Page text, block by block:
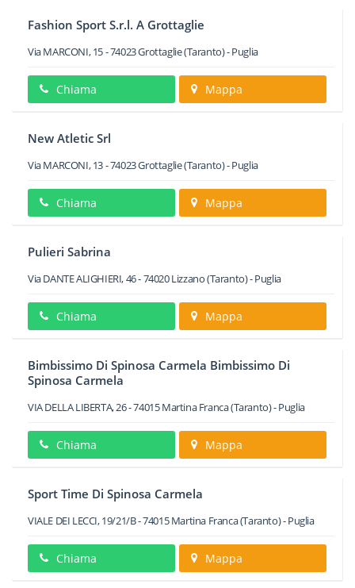
Fashion Sport S.r.l. A Grottaglie
Via MARCONI, 15-74023Grottaglie(Taranto) -Puglia
Chiama Mappa
New Atletic Srl
Via MARCONI, 13-74023Grottaglie(Taranto) -Puglia
Chiama Mappa
Pulieri Sabrina
Via DANTE ALIGHIERI, 46-74020Lizzano(Taranto) -Puglia
Chiama Mappa
Bimbissimo Di Spinosa Carmela Bimbissimo Di
Spinosa Carmela
VIA DELLA LIBERTA, 26-74015Martina Franca(Taranto) -Puglia
Chiama Mappa
Sport Time Di Spinosa Carmela
VIALE DEI LECCI, 19/21/B-74015 Martina Franca(Taranto) -Puglia
Chiama Mappa